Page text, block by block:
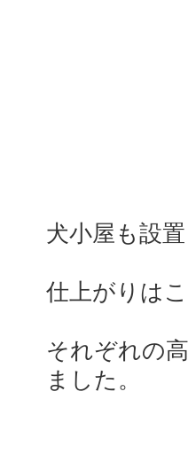
犬小屋も設
仕上がりは
それぞれの
ました。